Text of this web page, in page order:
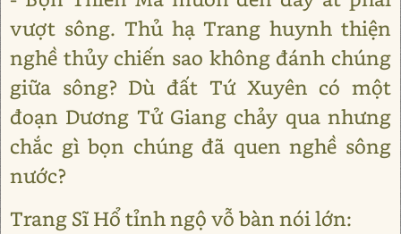
vượt sông. Thủ hạ Trang huynh thiện
nghề thủy chiến sao không đánh chúng
giữa sông? Dù đất Tứ Xuyên có một
đoạn Dương Tử Giang chảy qua nhưng
chắc gì bọn chúng đã quen nghề sông
nước?
Trang Sĩ Hổ tỉnh ngộ vỗ bàn nói lớn: